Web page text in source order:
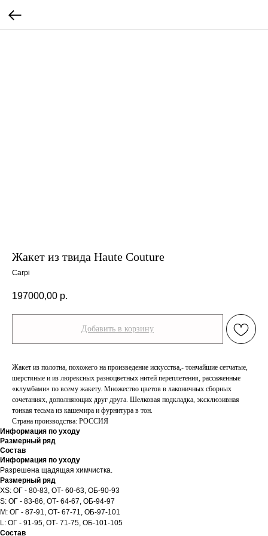
Жакет из твида Haute Couture
Carpi
197000,00 р.
Добавить в корзину
Жакет из полотна, похожего на произведение искусства,- тончайшие сетчатые,
шерстяные и из люрексных разноцветных нитей переплетения, рассаженные
«клумбами» по всему жакету. Множество цветов в лаконичных сборных
сочетаниях, дополняющих друг друга. Шелковая подкладка, эксклюзивная
тонкая тесьма из кашемира и фурнитура в тон.
Страна производства: РОССИЯ
Информация по уходу
Размерный ряд
Состав
Информация по уходу
Разрешена щадящая химчистка.
Размерный ряд
XS: ОГ - 80-83, ОТ- 60-63, ОБ-90-93
S: ОГ - 83-86, ОТ- 64-67, ОБ-94-97
M: ОГ - 87-91, ОТ- 67-71, ОБ-97-101
L: ОГ - 91-95, ОТ- 71-75, ОБ-101-105
Состав